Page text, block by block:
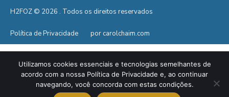
H2FOZ © 2026 . Todos os direitos reservados
Política de Privacidade por carolchaim.com
Utilizamos cookies essenciais e tecnologias semelhantes de
acordo com a nossa Política de Privacidade e, ao continuar
navegando, você concorda com estas condições.